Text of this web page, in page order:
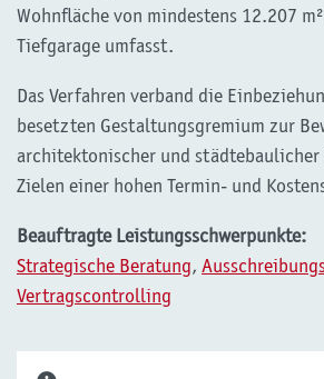
Wohnfläche von mindestens 12.207
Tiefgarage umfasst.
Das Verfahren verband die
besetzten Gestaltungsgremium zur
architektonischer und
Zielen einer hohen Termin- und
Beauftragte Leistungsschwerpunkte:
Strategische Beratung,
Vertragscontrolling